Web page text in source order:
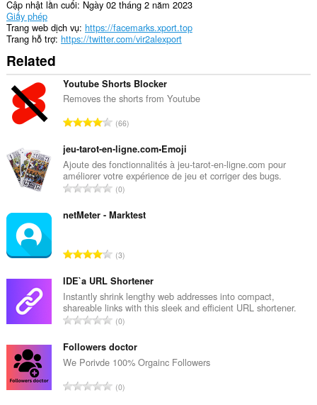
Cập nhật lần cuối Ngày 02 tháng 2 năm 2023
Giấy phép
Trang web dịch vụ https://facemarks.xport.top
Trang hỗ trợ https://twitter.com/vir2alexport
Related
Youtube Shorts Blocker
Removes the shorts from Youtube
T
n
g
s
ố
ế
h
ạ
n
g
:
66
jeu-tarot-en-ligne.com•Emoji
Ajoute des fonctionnalités à jeu-tarot-en-ligne.com pour
améliorer votre expérience de jeu et corriger des bugs.
T
n
ố
ế
p
h
ạ
n
g
0
netMeter - Marktest
T
n
g
s
ố
ế
p
h
ạ
3
IDE`a URL Shortener
Instantly shrink lengthy web addresses into compact,
shareable links with this sleek and efficient URL shortener.
T
n
g
ố
0
Followers doctor
We Porivde 100% Orgainc Followers
T0